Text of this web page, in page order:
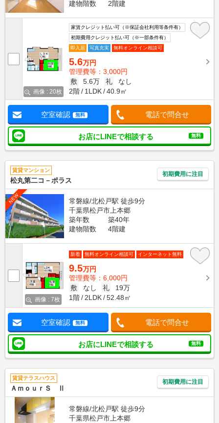
建物階数 2階建
画像 : 20枚
家賃クレジット払い可（※保証会社利用等条件有）
初期費用クレジット払い可（※一部条件有）
即入居
写真充実 無料オンライン相談可
5.6万円
管理費等：3,000円
敷
5.6万 礼
なし
2階
1LDK 40.9㎡
空室確認 無料 電話で問合せ
お店にLINEで相談する 無料
賃貸マンション
松丸第二コ－ポラス
初期費用に注目
NEW
常磐線/北松戸駅 徒歩9分
千葉県松戸市上本郷
築年数
築40年
建物階数
4階建
画像 : 7枚
新着 無料オンライン相談可 インターネット無料
9.5万円
管理費等：6,000円
敷
なし 礼
19万
1階
2LDK 52.48㎡
空室確認 無料 電話で問合せ
お店にLINEで相談する 無料
賃貸テラスハウス
ＡｍｏｕｒＳ Ⅱ
初期費用に注目
常磐線/北松戸駅 徒歩9分
千葉県松戸市上本郷